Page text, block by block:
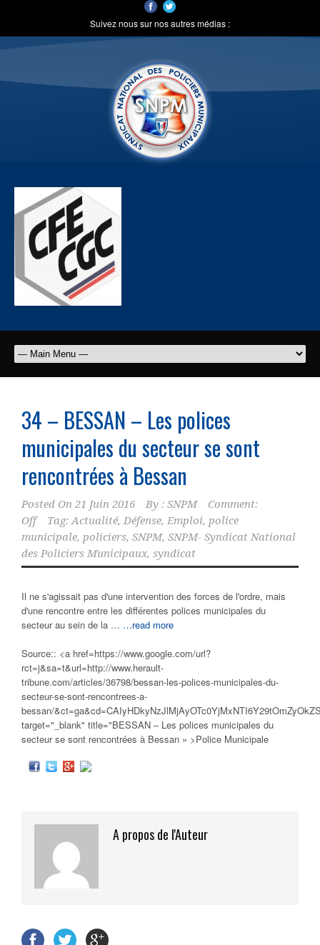
Suivez nous sur nos autres médias :
34 – BESSAN – Les polices
municipales du secteur se sont
rencontrées à Bessan
Posted On 21 Juin 2016 By : SNPM
Comment:
Off
Tag:Actualité, Défense, Emploi, police
municipale, policiers, SNPM, SNPM- Syndicat National
des Policiers Municipaux, syndicat
Il ne s'agissait pas d'une intervention des forces de l'ordre, mais
d'une rencontre entre les différentes polices municipales du
secteur au sein de la … …read more
Source:: <a href=https://www.google.com/url?
rct=j&sa=t&url=http://www.herault-
tribune.com/articles/36798/bessan-les-polices-municipales-du-
secteur-se-sont-rencontrees-a-
bessan/
target="_blank" title="BESSAN – Les polices municipales du
secteur se sont rencontrées à Bessan » >Police Municipale
A propos de l'Auteur